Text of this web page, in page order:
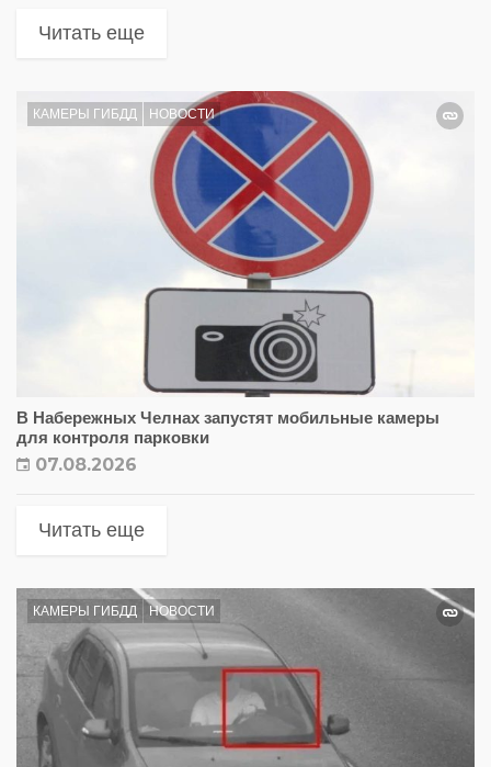
Читать еще
КАМЕРЫ ГИБДД НОВОСТИ
В Набережных Челнах запустят мобильные камеры
для контроля парковки
07.08.2026
Читать еще
КАМЕРЫ ГИБДД НОВОСТИ